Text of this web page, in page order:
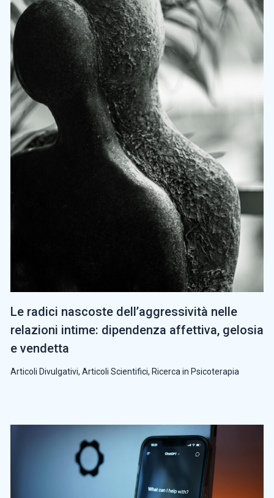
Le radici nascoste dell’aggressività nelle
relazioni intime: dipendenza affettiva, gelosia
e vendetta
Articoli Divulgativi, Articoli Scientifici, Ricerca in Psicoterapia